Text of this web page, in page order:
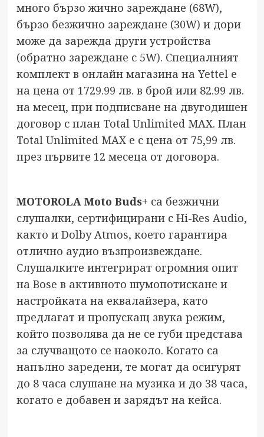
много бързо жично зареждане (68W),
бързо безжично зареждане (30W) и дори
може да зарежда други устройства
(обратно зареждане с 5W). Специалният
комплект в онлайн магазина на Yettel е
на цена от 1729.99 лв. в брой или 82.99 лв.
на месец, при подписване на двугодишен
договор с план Total Unlimited MAX. План
Total Unlimited MAX е с цена от 75,99 лв.
през първите 12 месеца от договора.
MOTOROLA Moto Buds+ са безжични
слушалки, сертифицирани с Hi-Res Audio,
както и Dolby Atmos, което гарантира
отлично аудио възпроизвеждане.
Слушалките интегрират огромния опит
на Bose в активното шумопотискане и
настройката на еквалайзера, като
предлагат и пропускащ звука режим,
който позволява да не се губи представа
за случващото се наоколо. Когато са
напълно заредени, те могат да осигурят
до 8 часа слушане на музика и до 38 часа,
когато е добавен и зарядът на кейса.